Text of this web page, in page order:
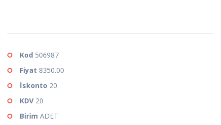
Kod 506987
Fiyat 8350.00
İskonto 20
KDV 20
Birim ADET